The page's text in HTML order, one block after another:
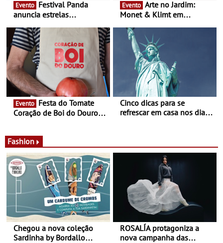
Evento
anuncia estrelas
- Entre Junho e Julho pelo
país
Evento
Monet & Klimt em
ao final de Setembro -
Experiência luminosa no
jardim do Museu de
Alberto Sampaio
Evento
Coração de Boi do Douro -
Cinco dicas para se
refrescar em casa nos dias
Fashion
Chegou a nova coleção
Sardinha by Bordallo
ROSALÍA protagoniza a
nova campanha das